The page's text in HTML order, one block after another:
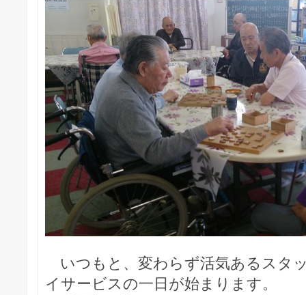
いつもと、変わらず活気あるスタ
イサービスの一日が始まります。